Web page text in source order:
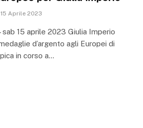
15 Aprile 2023
sab 15 aprile 2023 Giulia Imperio
d’argento agli Europei di
in corso a…